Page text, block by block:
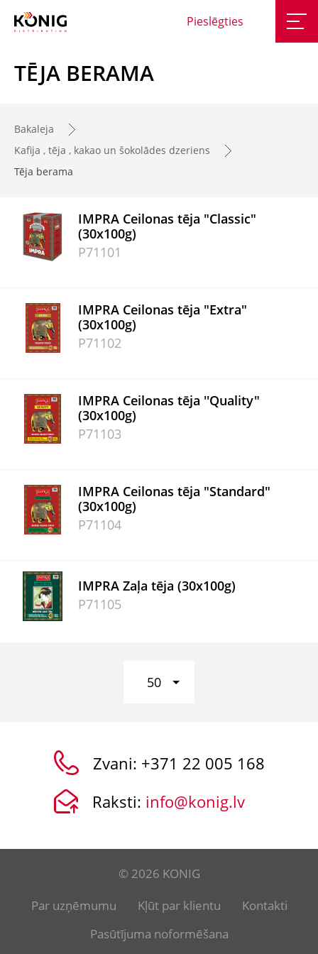
Pieslēgties
TĒJA BERAMA
Bakaleja
Kafija , tēja , kakao un šokolādes dzeriens
Tēja berama
IMPRA Ceilonas tēja "Classic"
(30x100g)
P71101
IMPRA Ceilonas tēja "Extra"
(30x100g)
P71102
IMPRA Ceilonas tēja ''Quality"
(30x100g)
P71103
IMPRA Ceilonas tēja "Standard"
(30x100g)
P71104
IMPRA Zaļa tēja (30x100g)
P71105
50
Zvani: +371 22 005 168
Raksti: info@konig.lv
© 2026 KONIG
Par uzņēmumu
Kļūt par klientu
Kontakti
Pasūtījuma noformēšana